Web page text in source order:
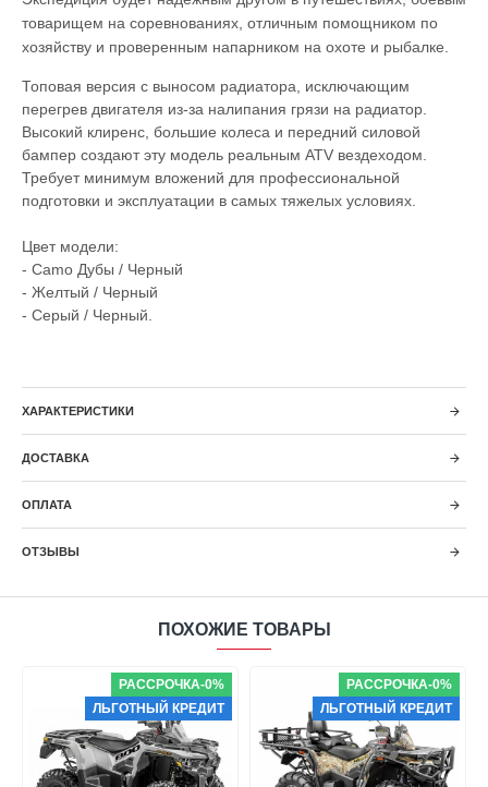
товарищем на соревнованиях, отличным помощником по
хозяйству и проверенным напарником на охоте и рыбалке.
Топовая версия с выносом радиатора, исключающим
перегрев двигателя из-за налипания грязи на радиатор.
Высокий клиренс, большие колеса и передний силовой
бампер создают эту модель реальным ATV вездеходом.
Требует минимум вложений для профессиональной
подготовки и эксплуатации в самых тяжелых условиях.
Цвет модели:
- Camo Дубы / Черный
- Желтый / Черный
- Серый / Черный.
ХАРАКТЕРИСТИКИ
ДОСТАВКА
ОПЛАТА
ОТЗЫВЫ
ПОХОЖИЕ ТОВАРЫ
РАССРОЧКА-0%
ЛЬГОТНЫЙ КРЕДИТ
РАССРОЧКА-0%
ЛЬГОТНЫЙ КРЕДИТ